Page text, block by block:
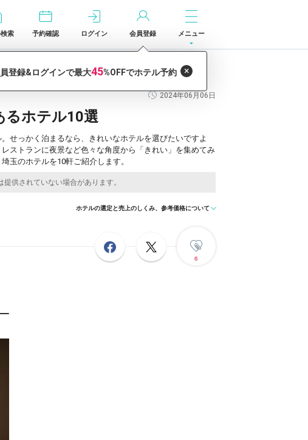
索 予約確認 ログイン 会員登録 メニュー
2024年06月06日
るホテル10選
せっかく泊まるなら、きれいなホテルを選びたいですよ
ストランに夜景など色々な角度から「きれい」を集めてみ
玉のホテルを10軒ご紹介します。
ホテルの選定と売上のしくみ、参考価格について
6